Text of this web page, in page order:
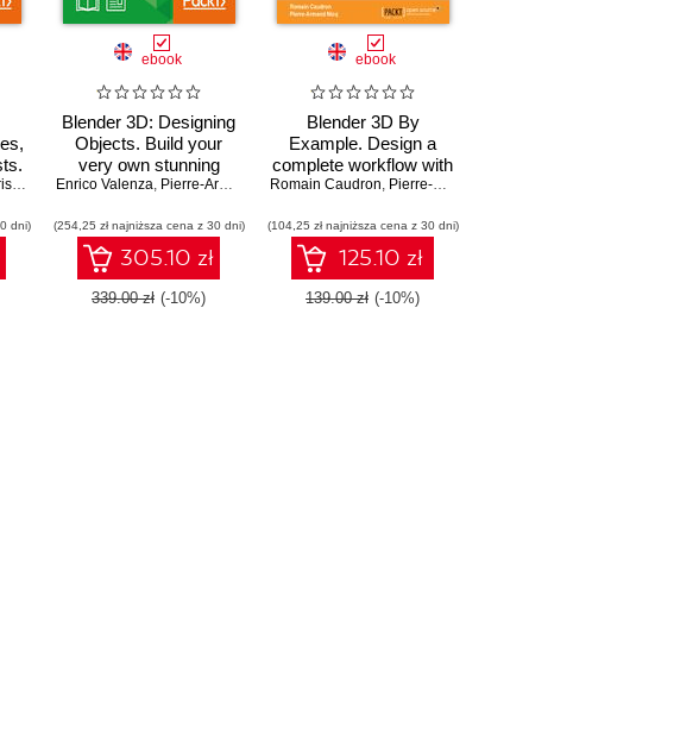
, Romain Caudron,Enrico Valenza
dni)
ebook
Blender 3D: Designing
Objects. Build your
very own stunning
characters in Blender
Enrico Valenza, Pierre-Armand Nicq ,Romain Caudron
(254,25 zł najniższa cena z 30 dni)
305.10 zł
339.00 zł (-10%)
ebook
Blender 3D By
Example. Design a
complete workflow with
Blender to create
and films step-by-step!
Romain Caudron, Pierre-Armand Nicq
(104,25 zł najniższa cena z 30 dni)
125.10 zł
139.00 zł (-10%)